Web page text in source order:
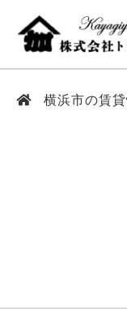
横浜市の賃